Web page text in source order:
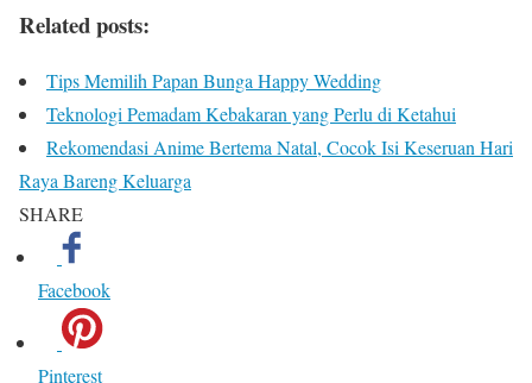
Related posts:
Tips Memilih Papan Bunga Happy Wedding
Teknologi Pemadam Kebakaran yang Perlu di Ketahui
Rekomendasi Anime Bertema Natal, Cocok Isi Keseruan Hari
Raya Bareng Keluarga
SHARE
Facebook
Pinterest